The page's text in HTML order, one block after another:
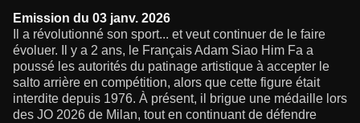
Emission du 03 janv. 2026
Il a révolutionné son sport... et veut continuer de le faire
évoluer. Il y a 2 ans, le Français Adam Siao Him Fa a
poussé les autorités du patinage artistique à accepter le
salto arrière en compétition, alors que cette figure était
interdite depuis 1976. À présent, il brigue une médaille lors
des JO 2026 de Milan, tout en continuant de défendre